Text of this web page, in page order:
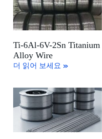
Ti-6Al-6V-2Sn Titanium
Alloy Wire
더 읽어 보세요 »